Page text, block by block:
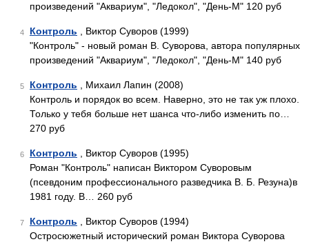
произведений "Аквариум", "Ледокол", "День-М" 120 руб
4 Контроль , Виктор Суворов (1999)
"Контроль" - новый роман В. Суворова, автора популярных
произведений "Аквариум", "Ледокол", "День-М" 140 руб
5 Контроль , Михаил Лапин (2008)
Контроль и порядок во всем. Наверно, это не так уж плохо.
Только у тебя больше нет шанса что-либо изменить по…
270 руб
6 Контроль , Виктор Суворов (1995)
Роман "Контроль" написан Виктором Суворовым
(псевдоним профессионального разведчика В. Б. Резуна)в
1981 году. В… 260 руб
7 Контроль , Виктор Суворов (1994)
Остросюжетный исторический роман Виктора Суворова